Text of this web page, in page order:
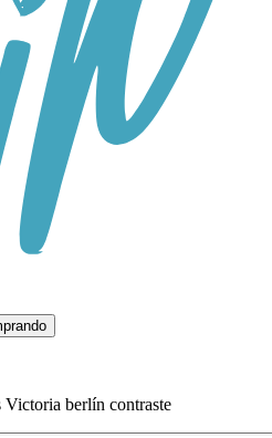
Victoria berlín contraste